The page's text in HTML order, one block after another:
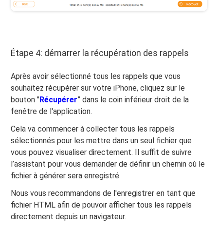
Étape 4: démarrer la récupération des rappels
Après avoir sélectionné tous les rappels que vous
souhaitez récupérer sur votre iPhone, cliquez sur le
bouton "Récupérer” dans le coin inférieur droit de la
fenêtre de l'application.
Cela va commencer à collecter tous les rappels
sélectionnés pour les mettre dans un seul fichier que
vous pouvez visualiser directement. Il suffit de suivre
l’assistant pour vous demander de définir un chemin où le
fichier à générer sera enregistré.
Nous vous recommandons de l'enregistrer en tant que
fichier HTML afin de pouvoir afficher tous les rappels
directement depuis un navigateur.